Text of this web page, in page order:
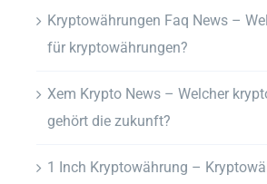
Kryptowährungen Faq News –
für kryptowährungen?
Xem Krypto News – Welcher
gehört die zukunft?
1 Inch Kryptowährung –